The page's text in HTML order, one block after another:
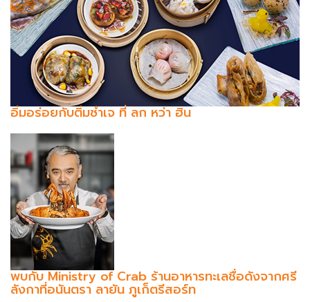
อิ่มอร่อยกับติ่มซำเจ ที่ ลก หว่า ฮิน
พบกับ Ministry of Crab ร้านอาหารทะเลชื่อดังจากศรี
ลังกาที่อนันตรา ลายัน ภูเก็ตรีสอร์ท